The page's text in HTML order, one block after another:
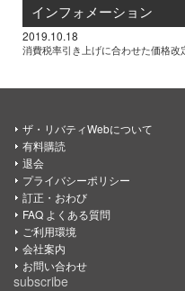
インフォメーション
2019.10.18
消費税率引き上げに合わせた価格改
ザ・リバティWebについて
有料購読
退会
プライバシーポリシー
訂正・おわび
FAQ よくある質問
ご利用環境
会社案内
お問い合わせ
subscribe